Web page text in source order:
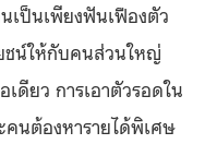
เป็นเพียงฟันเฟืองตัว
ชน์ให้กับคนส่วนใหญ่
ดียว การเอาตัวรอดใน
คนต้องหารายได้พิเศษ